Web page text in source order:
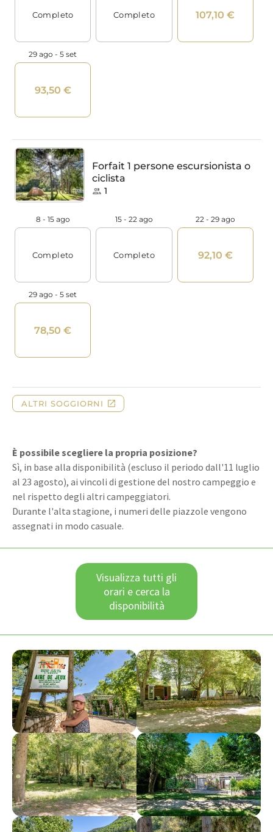
È possibile scegliere la propria posizione?
Sì, in base alla disponibilità (escluso il periodo dall'11 luglio
al 23 agosto), ai vincoli di gestione del nostro campeggio e
nel rispetto degli altri campeggiatori.
Durante l'alta stagione, i numeri delle piazzole vengono
assegnati in modo casuale.
Visualizza tutti gli
orari e cerca la
disponibilità